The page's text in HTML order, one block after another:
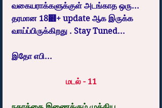
வகையராக்களுக்குள் அடங்காத ஒரு...
தரமான 18஋+ update ஆக இருக்க
வாய்ப்பிருக்கிறது . Stay Tuned...
இதோ எபி...
மடல் - 11